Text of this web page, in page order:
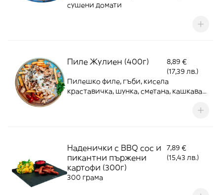
сушени домати
Пиле Жулиен (400г)
8,89 €
(17,39 лв.)
Пилешко филе, гъби, кисела
краставичка, шунка, сметана, кашкавал,
Наденички с BBQ сос и
пикантни пържени
картофи (300г)
7,89 €
(15,43 лв.)
300 грама